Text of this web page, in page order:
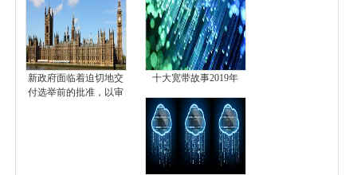
新政府面临着迫切地交
付选举前的批准，以审
十大宽带故事2019年